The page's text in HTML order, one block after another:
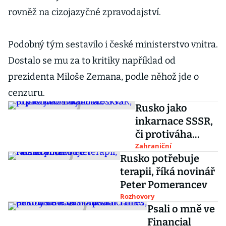
rovněž na cizojazyčné zpravodajství.
Podobný tým sestavilo i české ministerstvo vnitra.
Dostalo se mu za to kritiky například od
prezidenta Miloše Zemana, podle něhož jde o
cenzuru.
Rusko jako
inkarnace SSSR,
či protiváha
USA? Moskva prý
válčí o svůj obraz
Zahraniční
Rusko potřebuje
terapii, říká novinář
Peter Pomerancev
Rozhovory
Psali o mně ve
Financial